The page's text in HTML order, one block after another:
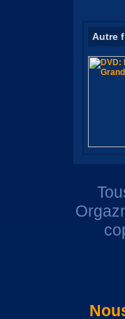
Autre